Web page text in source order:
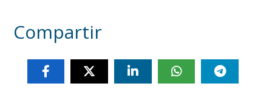
Compartir